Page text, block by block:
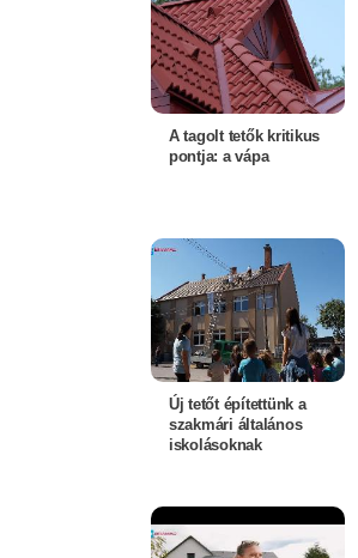
A tagolt tetők kritikus
pontja: a vápa
Új tetőt építettünk a
szakmári általános
iskolásoknak